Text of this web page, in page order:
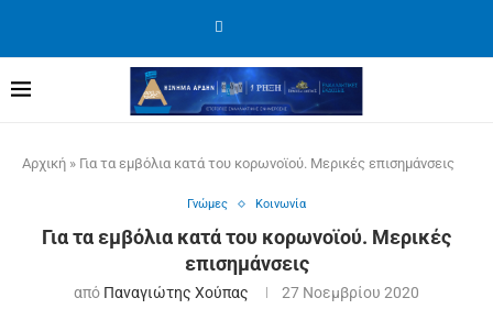
Αρχική » Για τα εμβόλια κατά του κορωνοϊού. Μερικές επισημάνσεις
Γνώμες Κοινωνία
Για τα εμβόλια κατά του κορωνοϊού. Μερικές
επισημάνσεις
από Παναγιώτης Χούπας 27 Νοεμβρίου 2020